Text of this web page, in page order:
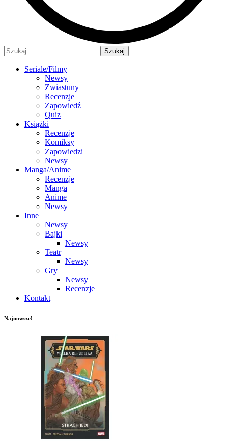
Szukaj:
Seriale/Filmy
Newsy
Zwiastuny
Recenzje
Zapowiedź
Quiz
Książki
Recenzje
Komiksy
Zapowiedzi
Newsy
Manga/Anime
Recenzje
Manga
Anime
Newsy
Inne
Newsy
Bajki
Newsy
Teatr
Newsy
Gry
Newsy
Recenzje
Kontakt
Najnowsze!